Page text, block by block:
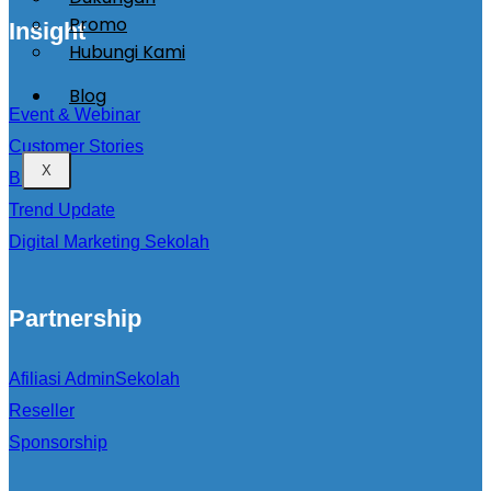
Promo
Hubungi Kami
Blog
X
Insight
Event & Webinar
Customer Stories
Blog
Trend Update
Digital Marketing Sekolah
Partnership
Afiliasi AdminSekolah
Reseller
Sponsorship